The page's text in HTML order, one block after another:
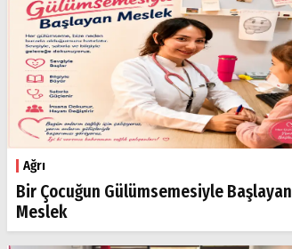
Ağrı
Bir Çocuğun Gülümsemesiyle Başlayan
Meslek